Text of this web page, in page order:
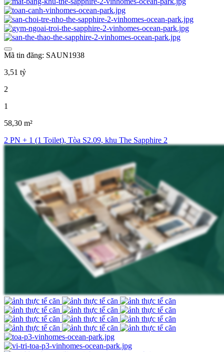
Mã tin đăng: SAUN1938
3,51 tỷ
2
1
58,30 m²
2 PN + 1 (1 Toilet), Tòa S2.09, khu The Sapphire 2